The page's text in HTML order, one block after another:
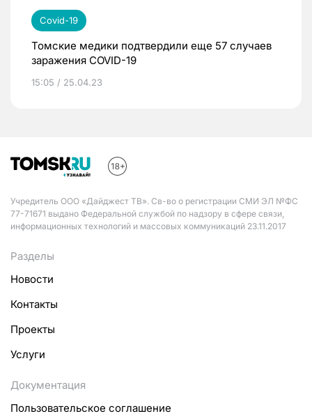
Covid-19
Томские медики подтвердили еще 57 случаев
заражения COVID-19
15:05 / 25.04.23
Учредитель ООО «Дайджест ТВ». Св-во о регистрации СМИ ЭЛ №ФС
77-71671 выдано Федеральной службой по надзору в сфере связи,
информационных технологий и массовых коммуникаций 23.11.2017
Разделы
Новости
Контакты
Проекты
Услуги
Документация
Пользовательское соглашение